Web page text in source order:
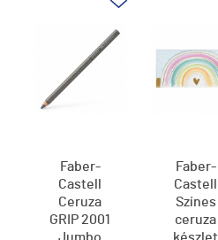
Faber-
Castell
Ceruza
GRIP 2001
Faber-
Castell
Színes
ceruza